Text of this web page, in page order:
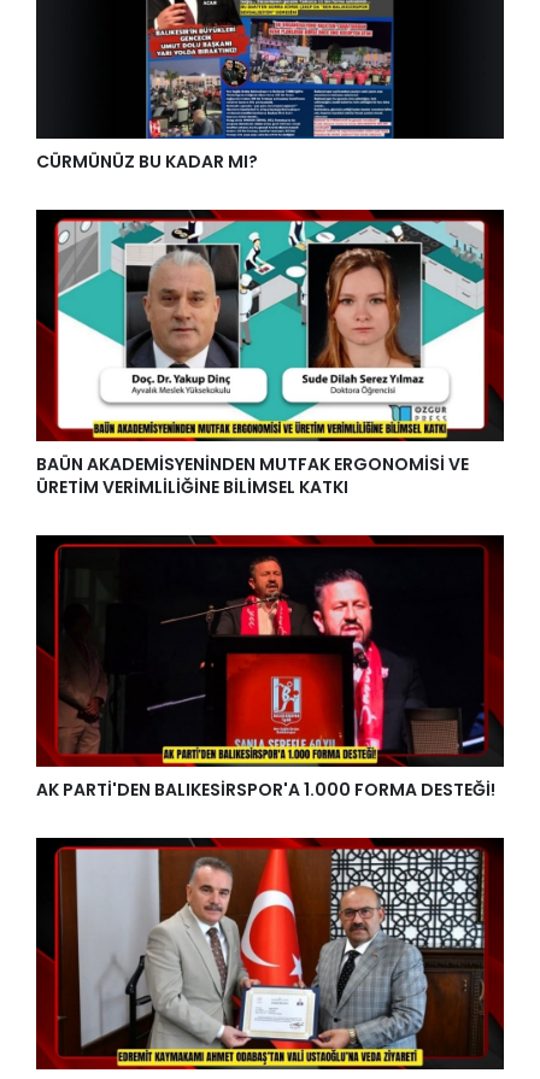
CÜRMÜNÜZ BU KADAR MI?
BAÜN AKADEMİSYENİNDEN MUTFAK ERGONOMİSİ VE
ÜRETİM VERİMLİLİĞİNE BİLİMSEL KATKI
AK PARTİ'DEN BALIKESİRSPOR'A 1.000 FORMA DESTEĞİ!